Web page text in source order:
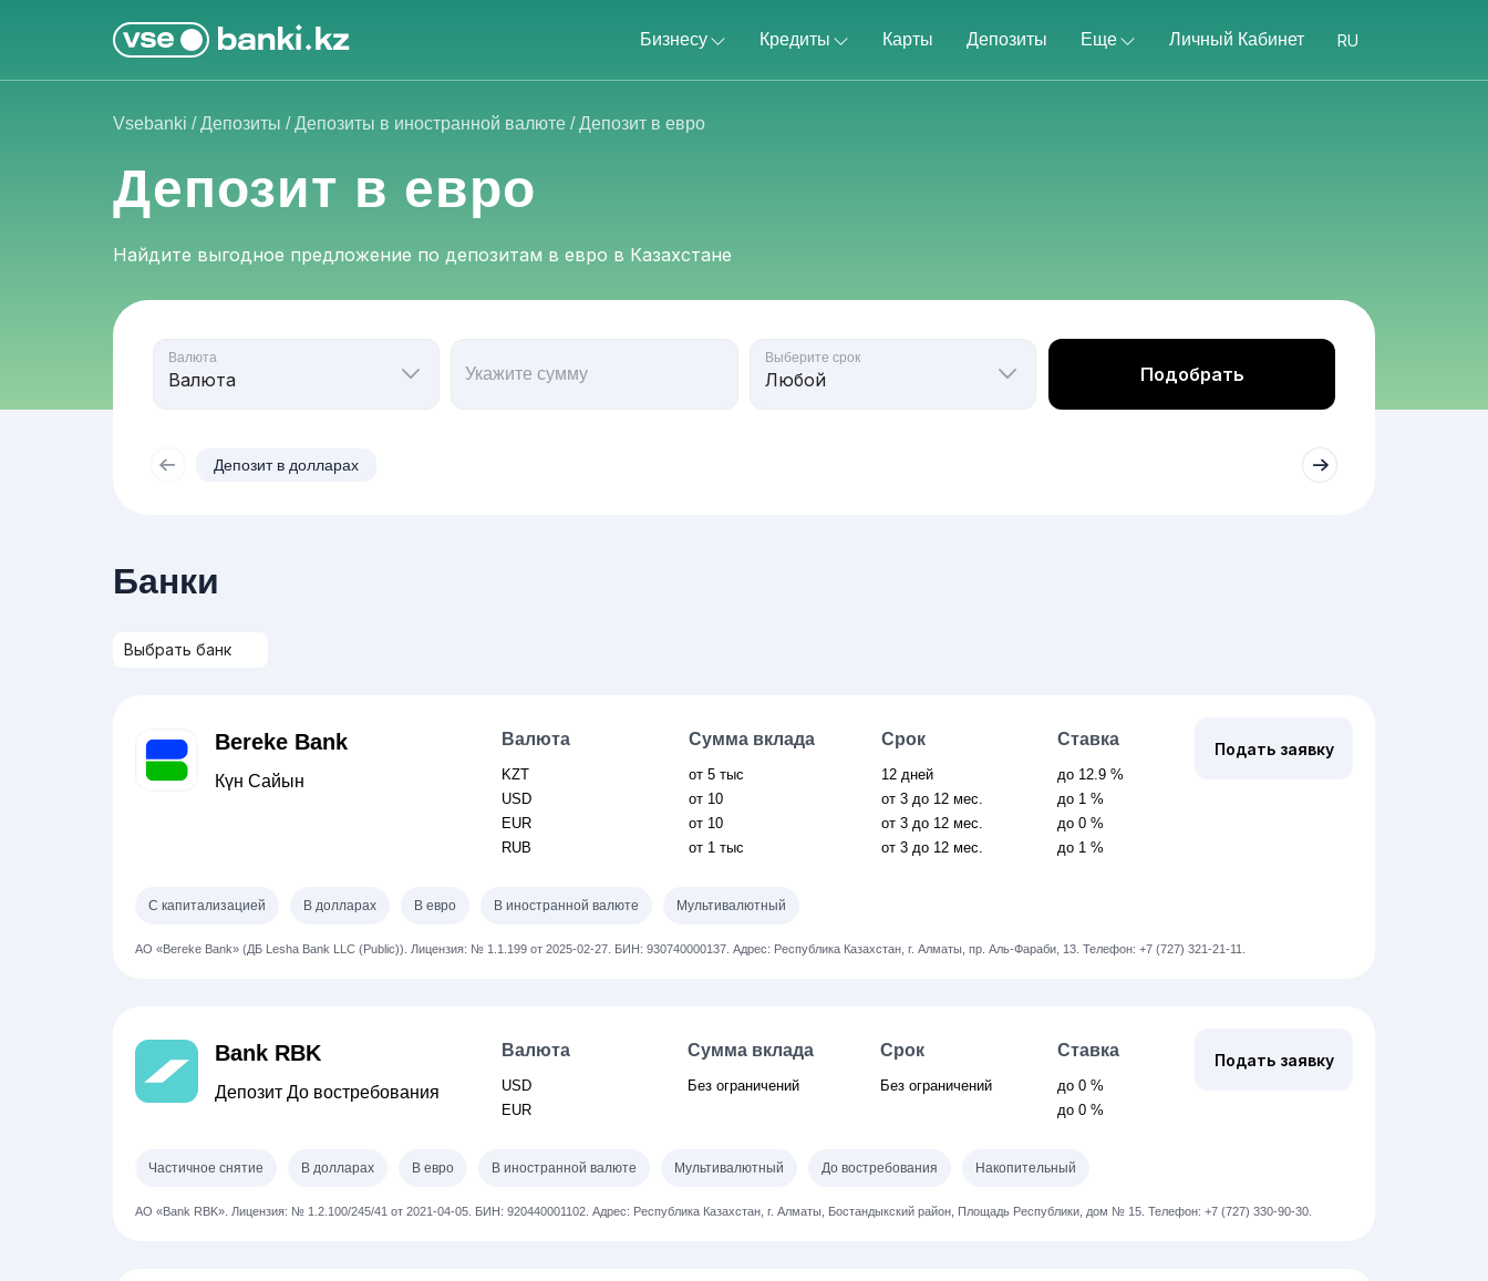
Бизнесу Кредиты Карты Депозиты Еще Личный Кабинет
Vsebanki /Депозиты /Депозиты в иностранной валюте /Депозит в евро
Депозит в евро
Найдите выгодное предложение по депозитам в евро в Казахстане
Валюта
Укажите сумму
Выберите срок
Подобрать
Депозит в долларах
Банки
Bereke Bank
Күн Сайын
Валюта
KZT
USD
EUR
RUB
Сумма вклада
от 5 тыс
от 10
от 10
от 1 тыс
Срок
12 дней
от 3до 12 мес.
от 3до 12 мес.
от 3до 12 мес.
Ставка
до 12.9 %
до 1 %
до 0 %
до 1 %
Подать заявку
С капитализацией В долларах В евро В иностранной валюте Мультивалютный
АО «Bereke Bank» (ДБ Lesha Bank LLC (Public)). Лицензия: № 1.1.199 от 2025-02-27. БИН: 930740000137. Адрес: Республика Казахстан, г. Алматы, пр. Аль-Фараби, 13. Телефон: +7 (727) 321-21-11.
Bank RBK
Депозит До востребования
Валюта
USD
EUR
Сумма вклада
Без ограничений
Срок
Без ограничений
Ставка
до 0 %
до 0 %
Подать заявку
Частичное снятие В долларах В евро В иностранной валюте Мультивалютный До востребования Накопительный
АО «Bank RBK». Лицензия: № 1.2.100/245/41 от 2021-04-05. БИН: 920440001102. Адрес: Республика Казахстан, г. Алматы, Бостандыкский район, Площадь Республики, дом № 15. Телефон: +7 (727) 330-90-30.